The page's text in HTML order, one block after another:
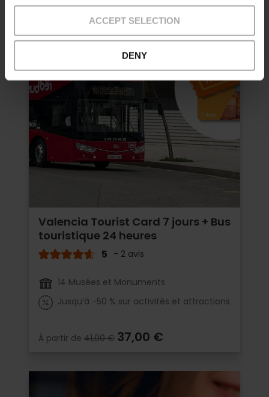
ACCEPT SELECTION
DENY
Valencia Tourist Card 7 jours + Bus
touristique 24 heures
5 - 2 avis
14 Musées et Monuments
Jusqu’à -50 % sur activités et attractions
À partir de 41,00 € 37,00 €